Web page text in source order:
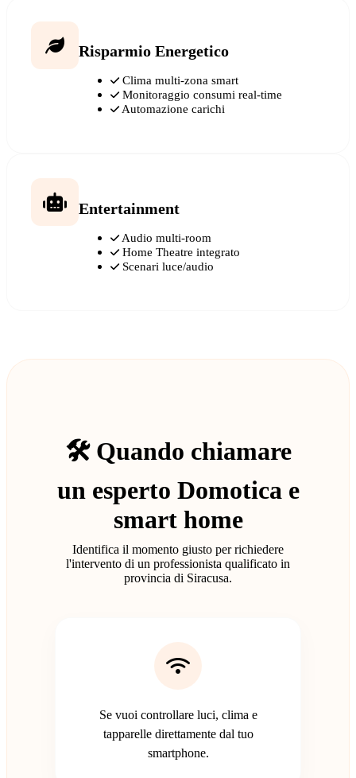
Risparmio Energetico
Clima multi-zona smart
Monitoraggio consumi real-time
Automazione carichi
Entertainment
Audio multi-room
Home Theatre integrato
Scenari luce/audio
🛠️ Quando chiamare
un esperto Domotica e
smart home
Identifica il momento giusto per richiedere
l'intervento di un professionista qualificato in
provincia di Siracusa.
Se vuoi controllare luci, clima e
tapparelle direttamente dal tuo
smartphone.